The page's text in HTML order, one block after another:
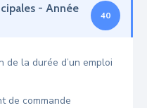
- Année
40
de la durée d’un emploi
de commande